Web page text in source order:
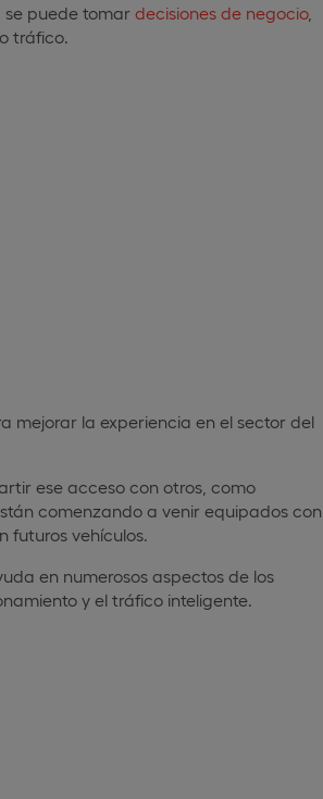
se puede tomar decisiones de negocio,
tráfico.
mejorar la experiencia en el sector del
ese acceso con otros, como
comenzando a venir equipados con
futuros vehículos.
en numerosos aspectos de los
y el tráfico inteligente.